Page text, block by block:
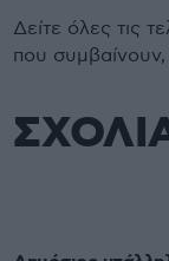
Δείτε όλες τις
που συμβαίνουν,